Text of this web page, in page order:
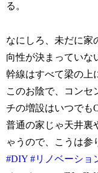
る。
なにしろ、未だに家
向性が決まっていな
幹線はすべて梁の上
このお陰で、コンセ
チの増設はいつでも
普通の家じゃ天井裏
ゃうので、こうは
#DIY #リノベーショ